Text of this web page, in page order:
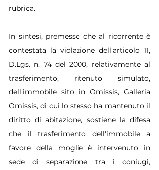
rubrica.
In sintesi, premesso che al ricorrente è
contestata la violazione dell'articolo 11,
D.Lgs. n. 74 del 2000, relativamente al
trasferimento, ritenuto simulato,
dell'immobile sito in Omissis, Galleria
Omissis, di cui lo stesso ha mantenuto il
diritto di abitazione, sostiene la difesa
che il trasferimento dell'immobile a
favore della moglie è intervenuto in
sede di separazione tra i coniugi,